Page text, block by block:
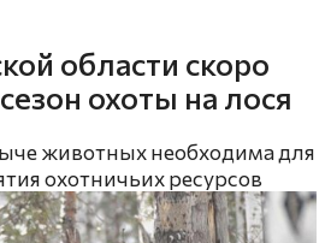
области скоро
охоты на лося
животных необходима для
охотничьих ресурсов